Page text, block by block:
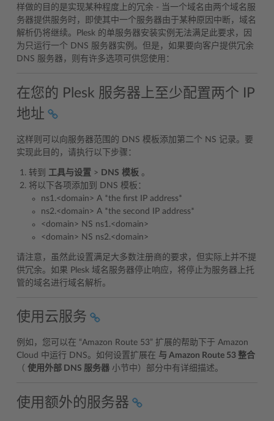
样做的目的是实现某种程度上的冗余 - 当一个域名由两个域名服
务器提供服务时，即使其中一个服务器由于某种原因中断，域名
解析仍将继续。Plesk 的单服务器安装实例无法满足此要求，因
为只运行一个 DNS 服务器实例。但是，如果要向客户提供冗余
DNS 服务器，则有许多选项可供您使用：
在您的 Plesk 服务器上至少配置两个 IP
地址
这样则可以向服务器范围的 DNS 模板添加第二个 NS 记录。要
实现此目的，请执行以下步骤：
转到 工具与设置 > DNS 模板 。
将以下各项添加到 DNS 模板：
ns1.<domain> A *the first IP address*
ns2.<domain> A *the second IP address*
<domain> NS ns1.<domain>
<domain> NS ns2.<domain>
请注意，虽然此设置满足大多数注册商的要求，但实际上并不提
供冗余。如果 Plesk 域名服务器停止响应，将停止为服务器上托
管的域名进行域名解析。
使用云服务
例如，您可以在 “Amazon Route 53” 扩展的帮助下于 Amazon
Cloud 中运行 DNS。如何设置扩展在 与 Amazon Route 53 整合
（ 使用外部 DNS 服务器 小节中）部分中有详细描述。
使用额外的服务器